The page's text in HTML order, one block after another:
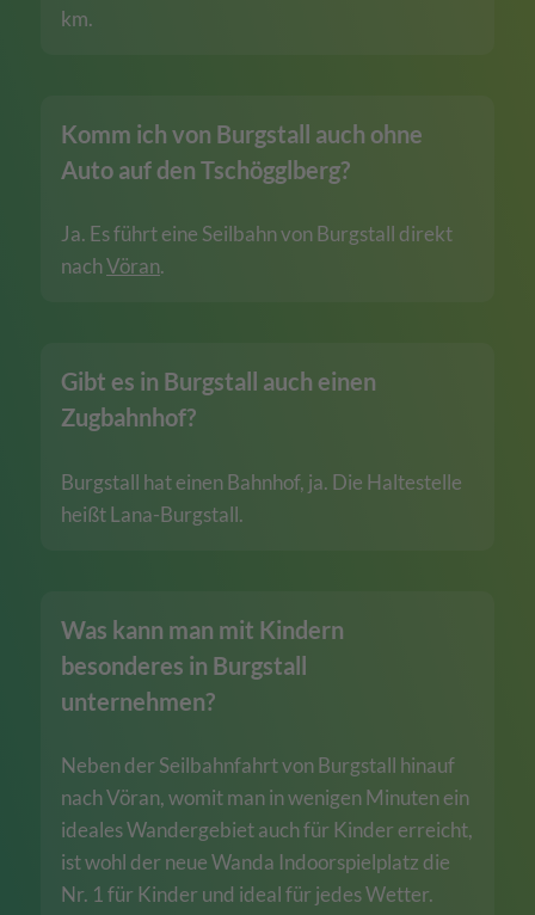
km.
Komm ich von Burgstall auch ohne
Auto auf den Tschögglberg?
Ja. Es führt eine Seilbahn von Burgstall direkt
nachVöran.
Gibt es in Burgstall auch einen
Zugbahnhof?
Burgstall hat einen Bahnhof, ja. Die Haltestelle
heißt Lana-Burgstall.
Was kann man mit Kindern
besonderes in Burgstall
unternehmen?
Neben der Seilbahnfahrt von Burgstall hinauf
nach Vöran, womit man in wenigen Minuten ein
ideales Wandergebiet auch für Kinder erreicht,
ist wohl der neue Wanda Indoorspielplatz die
Nr. 1 für Kinder und ideal für jedes Wetter.